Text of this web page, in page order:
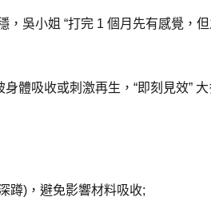
吳小姐 “打完 1 個月先有感覺，
吸收或刺激再生，“即刻見效”
)，避免影響材料吸收;